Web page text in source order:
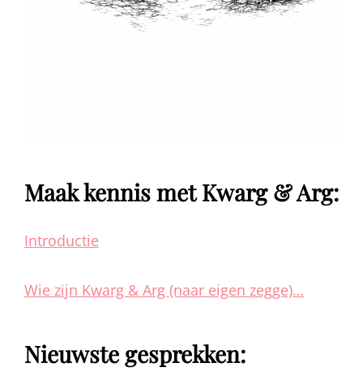
Maak kennis met Kwarg & Arg:
Introductie
Wie zijn Kwarg & Arg (naar eigen zegge)…
Nieuwste gesprekken: